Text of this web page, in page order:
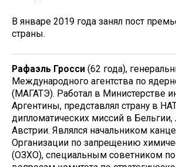
В январе 2019 года занял пост
страны.
Рафаэль Гросси (62 года),
Международного агентства по
(МАГАТЭ). Работал в Министерстве
Аргентины, представлял страну в
дипломатических миссий в
Австрии. Являлся начальником
Организации по запрещению
(ОЗХО), специальным советником